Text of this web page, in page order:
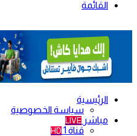
القائمة
الرئيسية
سياسة الخصوصية
مباشر LIVE
قناة 1 HD